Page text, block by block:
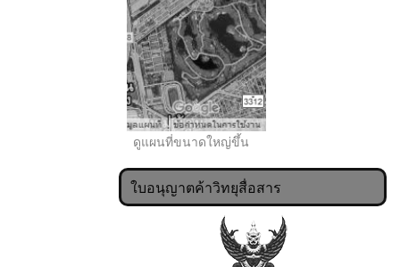
ดูแผนที่ขนาดใหญ่ขึ้น
ใบอนุญาตค้าวิทยุสื่อสาร